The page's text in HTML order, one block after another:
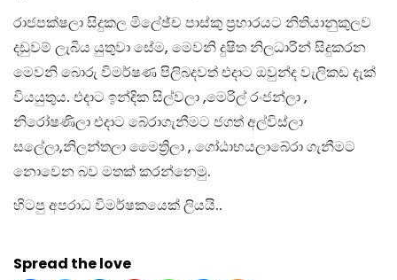
රාජපක්ෂලා සිදුකල මිලේඡ්ච පාස්කු ප්‍රහාරයට නිතියානුකුලව
දඩුවම් ලැබිය යුතුවා සේම, මෙවනි දුෂිත නිලධාරින් සිදුකරන
මෙවනි බොරු විමර්ෂණ පිලිබදවත් එදාට ඔවුන්ද වැලිකඩ දැක්
වියයුතුය. එදාට ඉන්දික සිල්වලා ,මෙරිල් රංජන්ලා ,
නිරෝෂණිලා එදාට බේරාගැනීමට ජගත් අල්විස්ලා
සලේලා,නිලන්තලා මෛත්‍රිලා , ගෝඨාභයලාබේරා ගැනීමට
නොවෙන බව මතක් කරන්නෙමු.
හිටපු අපරාධ විමර්ෂකයෙක් ලියයි..
Spread the love